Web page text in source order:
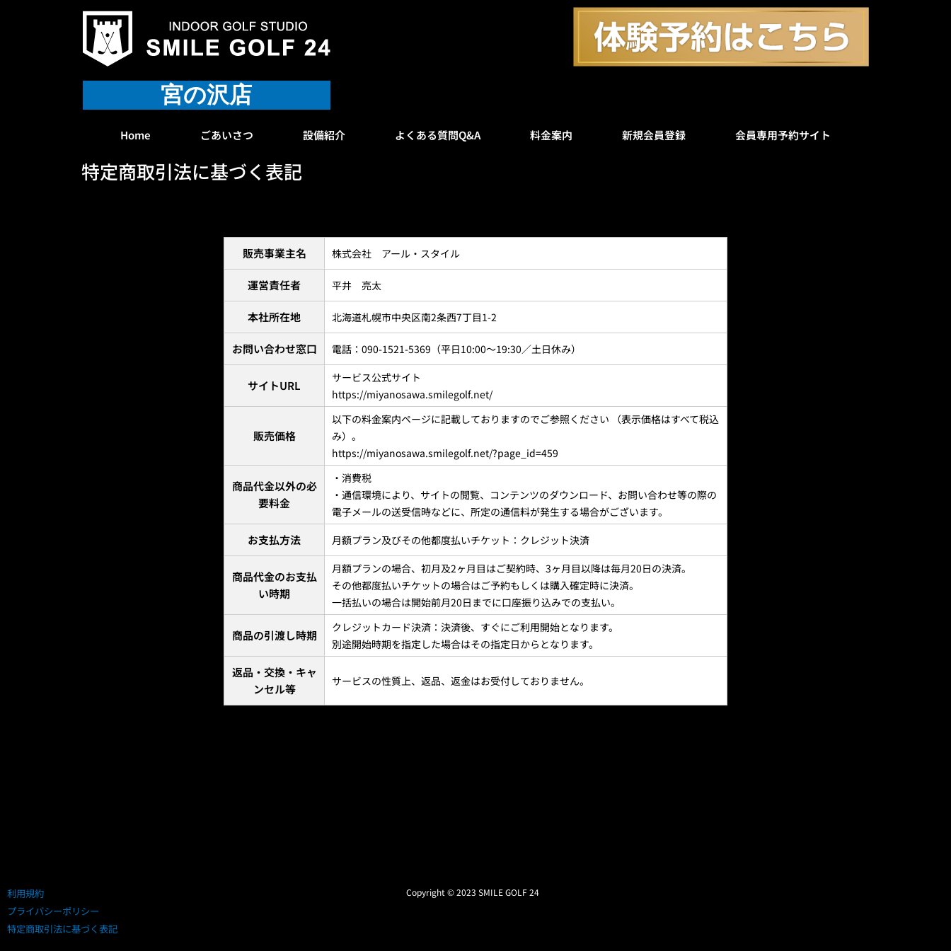
宮の沢店
Home ごあいさつ 設備紹介 よくある質問Q&A 料金案内 新規会員登録 会員専用予約サイト
特定商取引法に基づく表記
販売事業主名 株式会社 アール・スタイル
運営責任者 平井 亮太
本社所在地 北海道札幌市中央区南2条西7丁目1-2
お問い合わせ窓口 電話：090-1521-5369（平日10:00～19:30／土日休み）
サイトURL
サービス公式サイト
https://miyanosawa.smilegolf.net/
販売価格
以下の料金案内ページに記載しておりますのでご参照ください （表示価格はすべて税込
み）。
https://miyanosawa.smilegolf.net/?page_id=459
商品代金以外の必
要料金
・消費税
・通信環境により、サイトの閲覧、コンテンツのダウンロード、お問い合わせ等の際の
電子メールの送受信時などに、所定の通信料が発生する場合がございます。
お支払方法 月額プラン及びその他都度払いチケット：クレジット決済
商品代金のお支払
い時期
月額プランの場合、初月及2ヶ月目はご契約時、3ヶ月目以降は毎月20日の決済。
その他都度払いチケットの場合はご予約もしくは購入確定時に決済。
一括払いの場合は開始前月20日までに口座振り込みでの支払い。
商品の引渡し時期
クレジットカード決済：決済後、すぐにご利用開始となります。
別途開始時期を指定した場合はその指定日からとなります。
返品・交換・キャ
ンセル等
サービスの性質上、返品、返金はお受付しておりません。
利用規約
プライバシーポリシー
特定商取引法に基づく表記
Copyright © 2023 SMILE GOLF 24